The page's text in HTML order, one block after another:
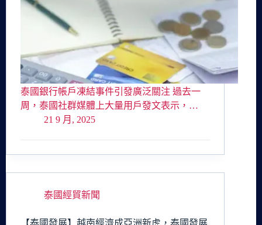
泰國銀行帳戶凍結事件引發廣泛關注 過去一
周，泰國社群媒體上大量用戶發文表示，…
21 9 月, 2025
泰國經貿新聞